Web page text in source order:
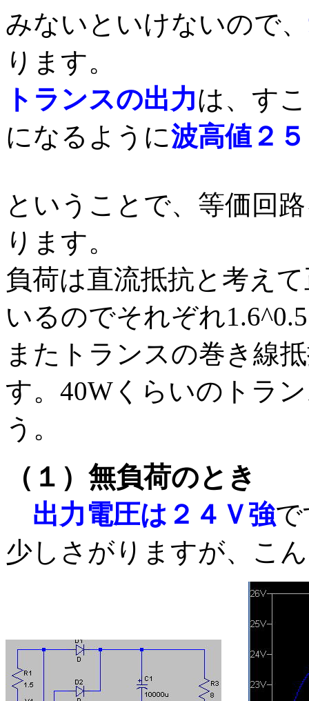
みないといけないので、
ります。
トランスの出力は、す
になるように波高値２
ということで、等価回
ります。
負荷は直流抵抗と考え
いるのでそれぞれ
またトランスの巻き線
す。40Wくらいのトラ
う。
（１）無負荷のとき
出力電圧は２４Ｖ強
少しさがりますが、こ